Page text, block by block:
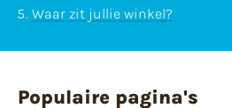
Waar zit jullie winkel?
Populaire pagina's